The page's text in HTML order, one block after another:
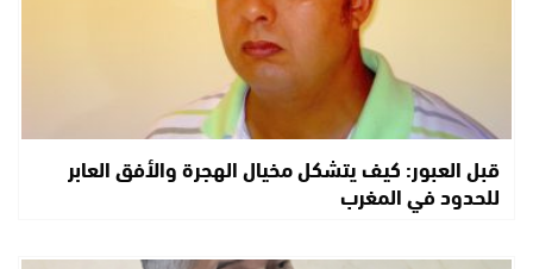
قبل العبور: كيف يتشكل مخيال الهجرة والأفق العابر
للحدود في المغرب